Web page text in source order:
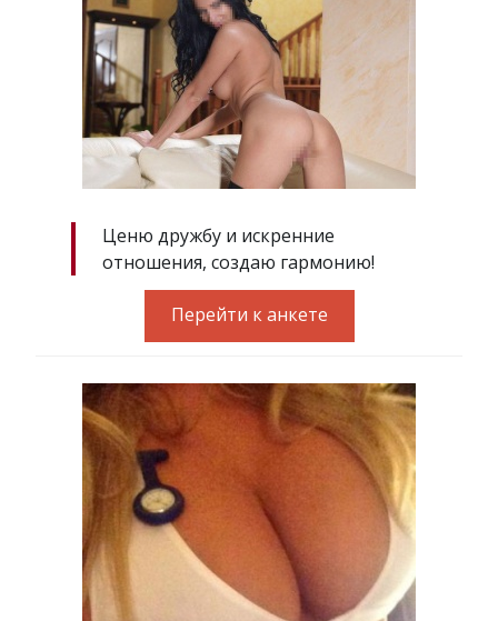
Ценю дружбу и искренние
отношения, создаю гармонию!
Перейти к анкете